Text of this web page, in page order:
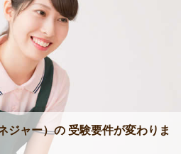
ジャー）の 受験要件が変わりま